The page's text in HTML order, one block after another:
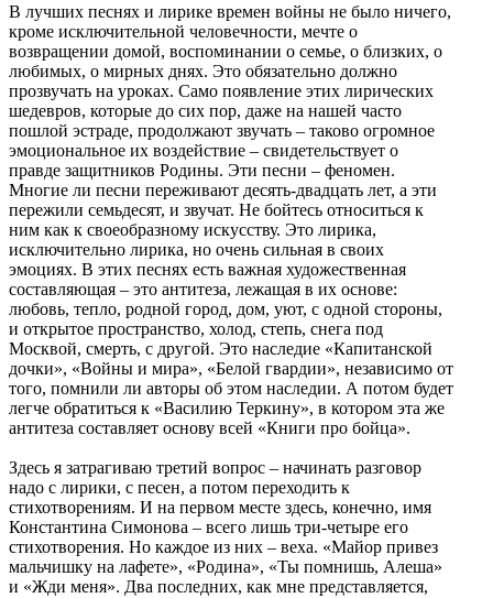
В лучших песнях и лирике времен войны не было ничего,
кроме исключительной человечности, мечте о
возвращении домой, воспоминании о семье, о близких, о
любимых, о мирных днях. Это обязательно должно
прозвучать на уроках. Само появление этих лирических
шедевров, которые до сих пор, даже на нашей часто
пошлой эстраде, продолжают звучать – таково огромное
эмоциональное их воздействие – свидетельствует о
правде защитников Родины. Эти песни – феномен.
Многие ли песни переживают десять-двадцать лет, а эти
пережили семьдесят, и звучат. Не бойтесь относиться к
ним как к своеобразному искусству. Это лирика,
исключительно лирика, но очень сильная в своих
эмоциях. В этих песнях есть важная художественная
составляющая – это антитеза, лежащая в их основе:
любовь, тепло, родной город, дом, уют, с одной стороны,
и открытое пространство, холод, степь, снега под
Москвой, смерть, с другой. Это наследие «Капитанской
дочки», «Войны и мира», «Белой гвардии», независимо от
того, помнили ли авторы об этом наследии. А потом будет
легче обратиться к «Василию Теркину», в котором эта же
антитеза составляет основу всей «Книги про бойца».
Здесь я затрагиваю третий вопрос – начинать разговор
надо с лирики, с песен, а потом переходить к
стихотворениям. И на первом месте здесь, конечно, имя
Константина Симонова – всего лишь три-четыре его
стихотворения. Но каждое из них – веха. «Майор привез
мальчишку на лафете», «Родина», «Ты помнишь, Алеша»
и «Жди меня». Два последних, как мне представляется,